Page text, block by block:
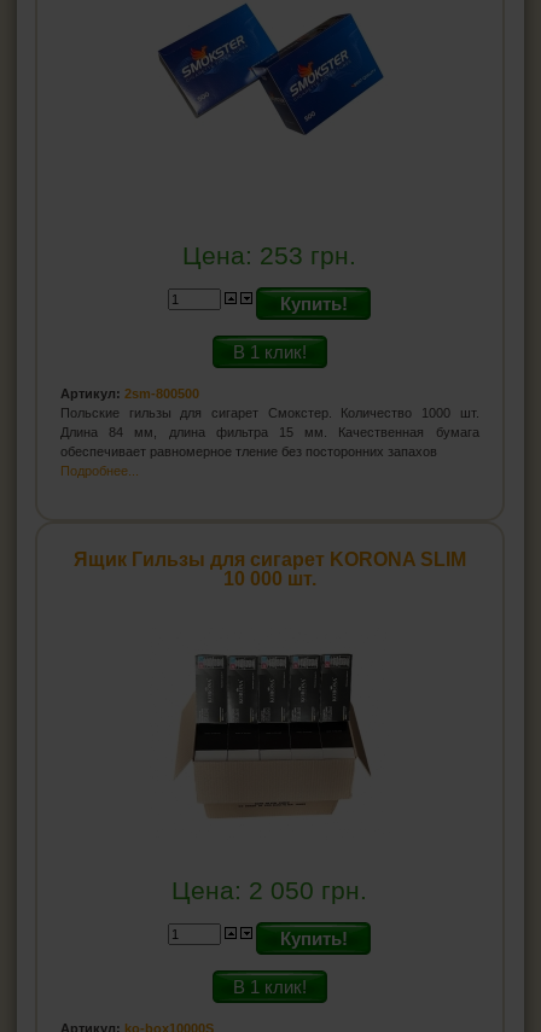
Цена: 253 грн.
Купить!
В 1 клик!
Артикул: 2sm-800500
Польские гильзы для сигарет Смокстер. Количество 1000 шт.
Длина 84 мм, длина фильтра 15 мм. Качественная бумага
обеспечивает равномерное тление без посторонних запахов
Подробнее...
Ящик Гильзы для сигарет KORONA SLIM
10 000 шт.
Цена: 2 050 грн.
Купить!
В 1 клик!
Артикул: ko-box10000S